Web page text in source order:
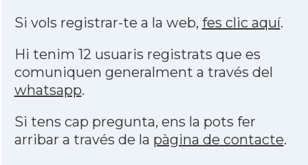
Si vols registrar-te a la web, fes clic aquí.
Hi tenim 12 usuaris registrats que es
comuniquen generalment a través del
whatsapp.
Si tens cap pregunta, ens la pots fer
arribar a través de la pàgina de contacte.